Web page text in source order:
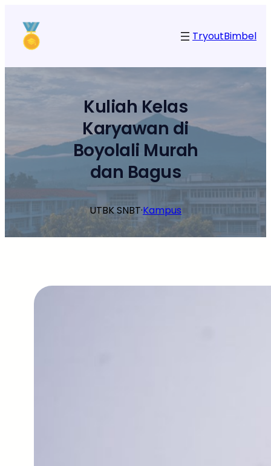
konten
TryoutBimbel
Kuliah Kelas
Karyawan di
Boyolali Murah
dan Bagus
UTBK SNBT·Kampus